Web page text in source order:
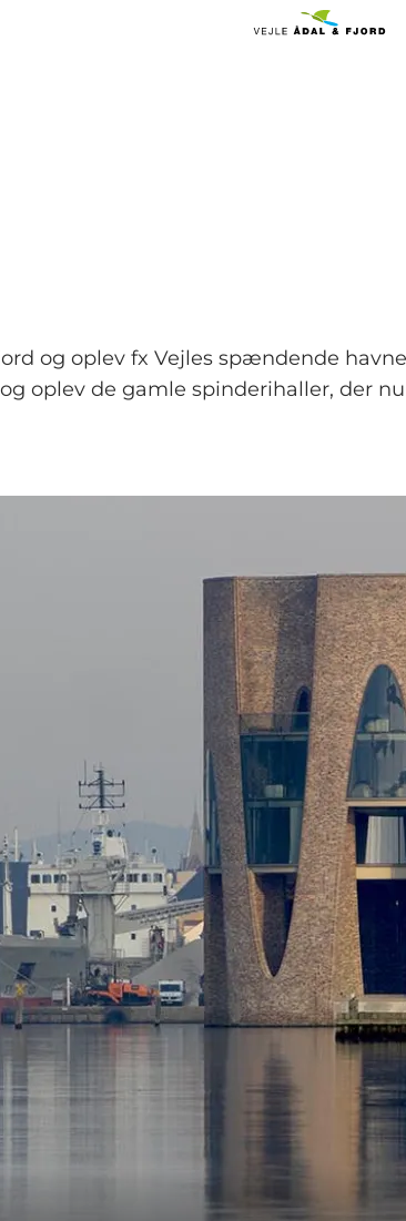
og oplev fx Vejles spændende
oplev de gamle spinderihaller, der